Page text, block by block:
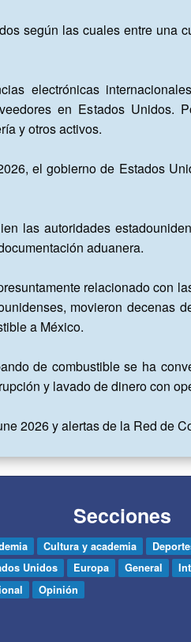
según las cuales entre una
electrónicas
en Estados Unidos.
y otros activos.
el gobierno de Estados
las autoridades
aduanera.
relacionado con
movieron decenas
a México.
de combustible se ha
y lavado de dinero con
2026 y alertas de la Red de
Secciones
Cultura y academia
Unidos
Europa General
Opinión